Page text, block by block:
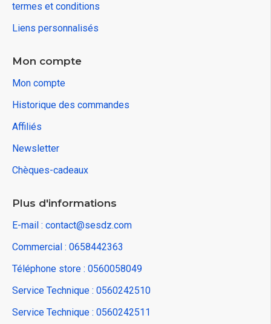
termes et conditions
Liens personnalisés
Mon compte
Mon compte
Historique des commandes
Affiliés
Newsletter
Chèques-cadeaux
Plus d'informations
E-mail : contact@sesdz.com
Commercial : 0658442363
Téléphone store : 0560058049
Service Technique : 0560242510
Service Technique : 0560242511